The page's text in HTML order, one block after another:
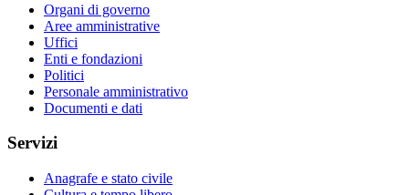
Organi di governo
Aree amministrative
Uffici
Enti e fondazioni
Politici
Personale amministrativo
Documenti e dati
Servizi
Anagrafe e stato civile